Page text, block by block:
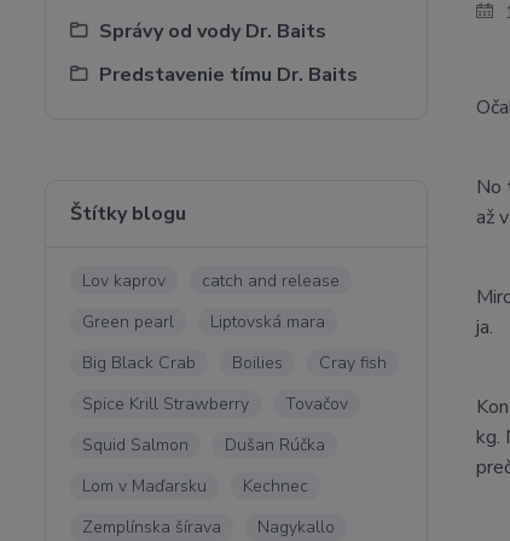
Správy od vody Dr. Baits
Predstavenie tímu Dr. Baits
Štítky blogu
Lov kaprov
catch and release
Green pearl
Liptovská mara
Big Black Crab
Boilies
Cray fish
Spice Krill Strawberry
Tovačov
Squid Salmon
Dušan Rúčka
Lom v Maďarsku
Kechnec
Zemplínska šírava
Nagykallo
No
až
ja.
kg.